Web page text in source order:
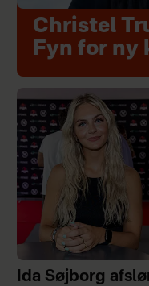
Christel
Fyn for ny
Ida Søjborg